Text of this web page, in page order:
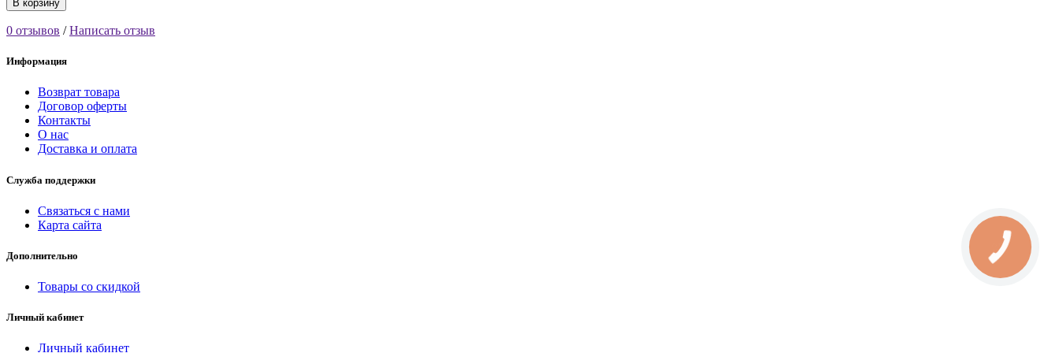
В корзину
0 отзывов /Написать отзыв
Информация
Возврат товара
Договор оферты
Контакты
О нас
Доставка и оплата
Служба поддержки
Связаться с нами
Карта сайта
Дополнительно
Товары со скидкой
Личный кабинет
Личный кабинет